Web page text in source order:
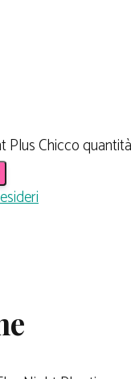
Chicco quantità